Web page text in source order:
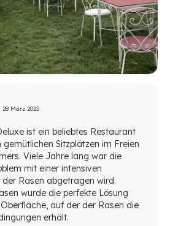
28 März 2025
ist ein beliebtes Restaurant
gemütlichen Sitzplätzen im Freien
Viele Jahre lang war die
mit einer intensiven
der Rasen abgetragen wird.
wurde die perfekte Lösung
auf der der Rasen die
erhält.